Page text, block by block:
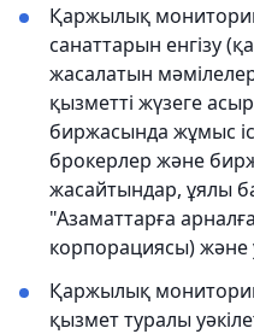
Қаржылық
санаттарын енгізу
жасалатын
қызметті жүзеге
биржасында жұмыс
брокерлер және
жасайтындар, ұялы
"Азаматтарға
корпорациясы) және
Қаржылық
қызмет туралы